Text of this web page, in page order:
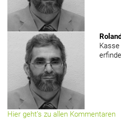
Hier geht’s zu allen Kommentaren